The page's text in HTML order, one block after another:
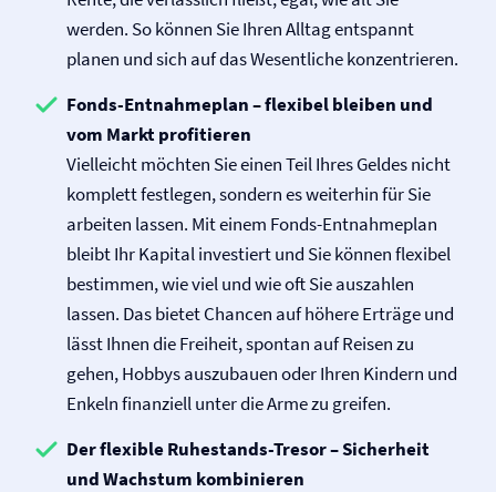
werden. So können Sie Ihren Alltag entspannt
planen und sich auf das Wesentliche konzentrieren.
Fonds-Entnahmeplan – flexibel bleiben und
vom Markt profitieren
Vielleicht möchten Sie einen Teil Ihres Geldes nicht
komplett festlegen, sondern es weiterhin für Sie
arbeiten lassen. Mit einem Fonds-Entnahmeplan
bleibt Ihr Kapital investiert und Sie können flexibel
bestimmen, wie viel und wie oft Sie auszahlen
lassen. Das bietet Chancen auf höhere Erträge und
lässt Ihnen die Freiheit, spontan auf Reisen zu
gehen, Hobbys auszubauen oder Ihren Kindern und
Enkeln finanziell unter die Arme zu greifen.
Der flexible Ruhestands-Tresor – Sicherheit
und Wachstum kombinieren